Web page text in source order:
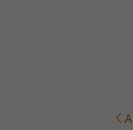
Navegación